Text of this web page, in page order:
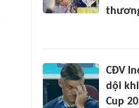
CĐV
dội
Cup